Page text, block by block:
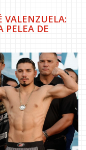
VALENZUELA:
PELEA DE